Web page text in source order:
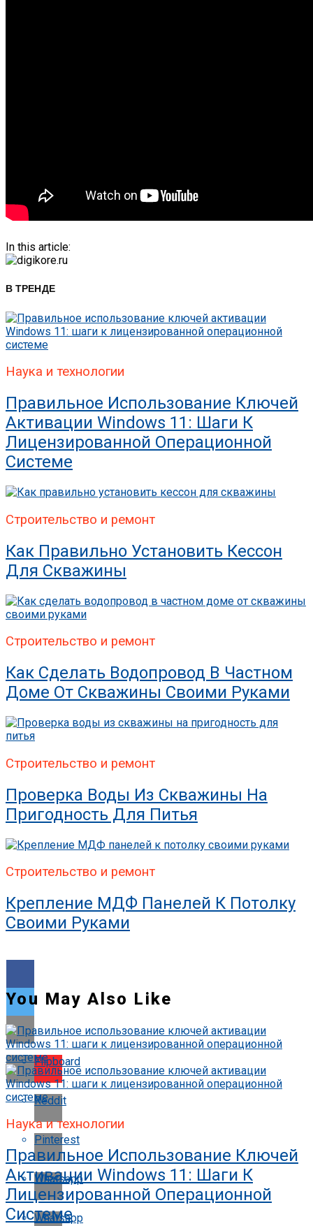
In this article:
В ТРЕНДЕ
Наука и технологии
Правильное Использование Ключей
Активации Windows 11: Шаги К
Лицензированной Операционной
Системе
Строительство и ремонт
Как Правильно Установить Кессон
Для Скважины
Строительство и ремонт
Как Сделать Водопровод В Частном
Доме От Скважины Своими Руками
Строительство и ремонт
Проверка Воды Из Скважины На
Пригодность Для Питья
Строительство и ремонт
Крепление МДФ Панелей К Потолку
Своими Руками
Flipboard
Reddit
Pinterest
Whatsapp
Whatsapp
You May Also Like
Наука и технологии
Правильное Использование Ключей
Активации Windows 11: Шаги К
Лицензированной Операционной
Системе